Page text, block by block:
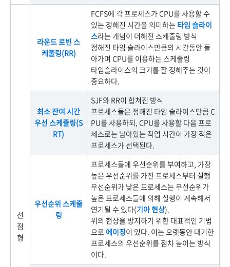
선
점
형
라운드 로빈 스
케줄링(RR)
FCFS에 각 프로세스가 CPU를 사용할 수
있는 정해진 시간을 의미하는 타임 슬라이
스라는 개념이 더해진 스케줄링 방식
정해진 타임 슬라이스만큼의 시간동안 돌
아가며 CPU를 이용하는 스케줄링
타임슬라이스의 크기를 잘 정해주는 것이
중요하다.
최소 잔여 시간
우선 스케줄링(S
RT)
SJF와 RR이 합쳐진 방식
프로세스들은 정해진 타임 슬라이스만큼 C
PU를 사용하되, CPU를 사용할 다음 프로
세스로는 남아있는 작업 시간이 가장 적은
프로세스가 선택된다.
우선순위 스케줄
링
프로세스들에 우선순위를 부여하고, 가장
높은 우선순위를 가진 프로세스부터 실행
우선순위가 낮은 프로세스는 우선순위가
높은 프로세스들에 의해 실행이 계속해서
연기될 수 있다(기아 현상).
위의 현상을 방지하기 위한 대표적인 기법
으로 에이징이 있다. 이는 오랫동안 대기한
프로세스의 우선순위를 점차 높이는 방식
이다.